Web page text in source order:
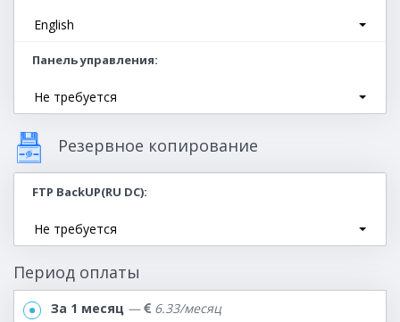
English
Панель управления
Не требуется
Резервное копирование
FTP BackUP(RU DC)
Не требуется
Период оплаты
За 1 месяц — 6.33/месяц